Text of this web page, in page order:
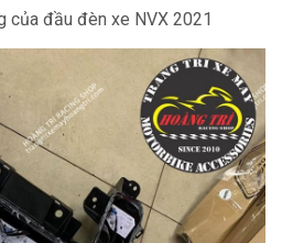
của đầu đèn xe NVX 2021